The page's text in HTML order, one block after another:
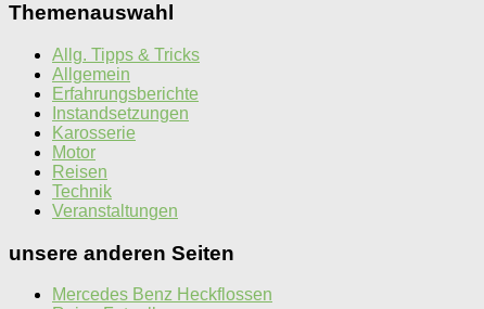
Themenauswahl
Allg. Tipps & Tricks
Allgemein
Erfahrungsberichte
Instandsetzungen
Karosserie
Motor
Reisen
Technik
Veranstaltungen
unsere anderen Seiten
Mercedes Benz Heckflossen